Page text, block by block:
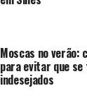
Moscas no verão:
para evitar que
indesejados